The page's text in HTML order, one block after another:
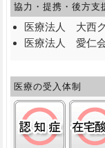
協力・提携・後方支
医療法人 大西
医療法人 愛仁
医療の受入体制
認知症:○